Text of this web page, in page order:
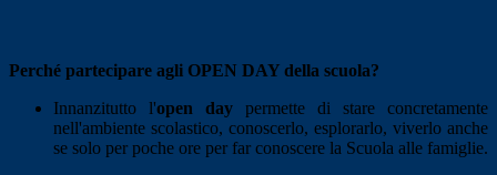
Perché partecipare agli OPEN DAY della scuola?
Innanzitutto l'open day permette di stare concretamente
nell'ambiente scolastico, conoscerlo, esplorarlo, viverlo anche
se solo per poche ore per far conoscere la Scuola alle famiglie.